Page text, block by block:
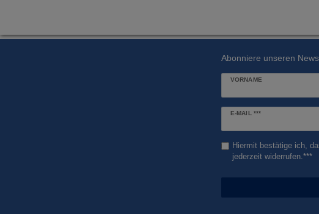
Abonniere unseren
VORNAME
E-MAIL ***
Newsletter
Hiermit bestätige ich,
jederzeit widerrufen.***